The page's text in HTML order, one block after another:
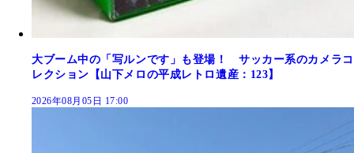
大ブーム中の「写ルンです」も登場！ サッカー系のカメラコ
レクション【山下メロの平成レトロ遺産：123】
2026年08月05日 17:00